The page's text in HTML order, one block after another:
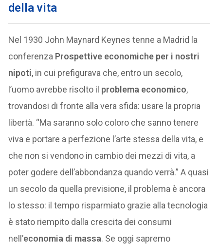
della vita
Nel 1930 John Maynard Keynes tenne a Madrid la
conferenza Prospettive economiche per i nostri
nipoti, in cui prefigurava che, entro un secolo,
l’uomo avrebbe risolto il problema economico,
trovandosi di fronte alla vera sfida: usare la propria
libertà. “Ma saranno solo coloro che sanno tenere
viva e portare a perfezione l’arte stessa della vita, e
che non si vendono in cambio dei mezzi di vita, a
poter godere dell’abbondanza quando verrà.” A quasi
un secolo da quella previsione, il problema è ancora
lo stesso: il tempo risparmiato grazie alla tecnologia
è stato riempito dalla crescita dei consumi
nell’economia di massa. Se oggi sapremo